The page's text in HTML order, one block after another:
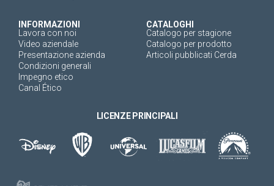
INFORMAZIONI
Lavora con noi
Video aziendale
Presentazione azienda
Condizioni generali
Impegno etico
Canal Ético
CATALOGHI
Catalogo per stagione
Catalogo per prodotto
Articoli pubblicati Cerda
LICENZE PRINCIPALI